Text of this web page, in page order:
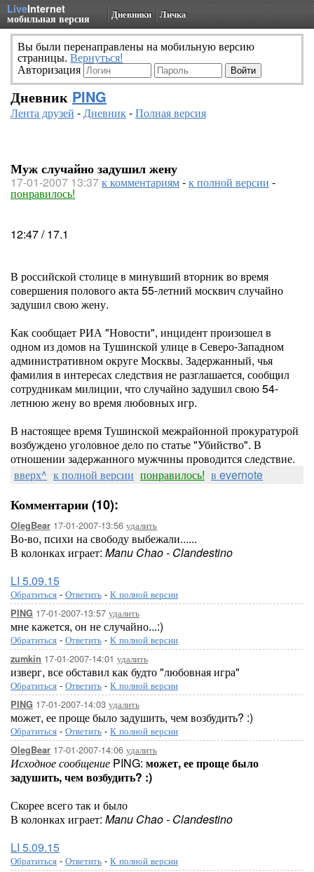
LiveInternet
мобильная версия Дневники Личка
Вы были перенаправлены на мобильную версию
страницы. Вернуться!
Авторизация
Дневник PING
Лента друзей -Дневник-Полная версия
Муж случайно задушил жену
17-01-2007 13:37к комментариям-к полной версии -
понравилось!
12:47 / 17.1
В российской столице в минувший вторник во время
совершения полового акта 55-летний москвич случайно
задушил свою жену.
Как сообщает РИА "Новости", инцидент произошел в
одном из домов на Тушинской улице в Северо-Западном
административном округе Москвы. Задержанный, чья
фамилия в интересах следствия не разглашается, сообщил
сотрудникам милиции, что случайно задушил свою 54-
летнюю жену во время любовных игр.
В настоящее время Тушинской межрайонной прокуратурой
возбуждено уголовное дело по статье "Убийство". В
отношении задержанного мужчины проводится следствие.
вверх^ к полной версии понравилось! в evernote
Комментарии (10):
OlegBear 17-01-2007-13:56 удалить
Во-во, психи на свободу выбежали......
В колонках играет: Manu Chao - Clandestino
LI 5.09.15
Обратиться - Ответить - К полной версии
PING 17-01-2007-13:57 удалить
мне кажется, он не случайно...:)
Обратиться - Ответить - К полной версии
zumkin 17-01-2007-14:01 удалить
изверг, все обставил как будто "любовная игра"
Обратиться - Ответить - К полной версии
PING 17-01-2007-14:03 удалить
может, ее проще было задушить, чем возбудить? :)
Обратиться - Ответить - К полной версии
OlegBear 17-01-2007-14:06 удалить
Исходное сообщение PING: может, ее проще было
задушить, чем возбудить? :)
Скорее всего так и было
В колонках играет: Manu Chao - Clandestino
LI 5.09.15
Обратиться - Ответить - К полной версии